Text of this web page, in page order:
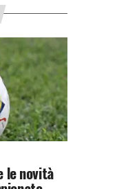
le novità